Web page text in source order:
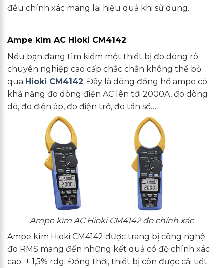
đều chính xác mang lại hiệu quả khi sử dụng.
Ampe kìm AC Hioki CM4142
Nếu bạn đang tìm kiếm một thiết bị đo dòng rò
chuyên nghiệp cao cấp chắc chắn không thể bỏ
qua Hioki CM4142. Đây là dòng đồng hồ ampe có
khả năng đo dòng điện AC lên tới 2000A, đo dòng
dò, đo điện áp, đo điện trở, đo tần số…
Ampe kìm AC Hioki CM4142 đo chính xác
Ampe kìm Hioki CM4142 được trang bị công nghệ
đo RMS mang đến những kết quả có độ chính xác
cao ± 1,5% rdg. Đồng thời, thiết bị còn được cải tiết